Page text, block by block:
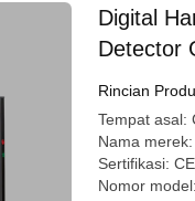
Digital
Detector
Rincian
Tempat asal:
Nama
Sertifikasi:
Nomor